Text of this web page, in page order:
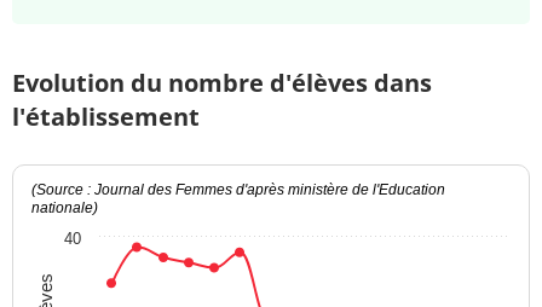
Evolution du nombre d'élèves dans
l'établissement
(Source : Journal des Femmes d'après ministère de l'Education
nationale)
40